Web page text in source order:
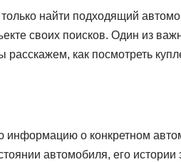
найти подходящий
своих поисков. Один из
как посмотреть
информацию о конкретном
автомобиля, его истории